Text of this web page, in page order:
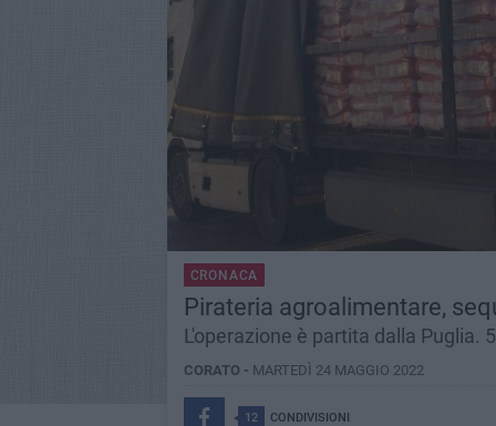
CRONACA
Pirateria agroalimentare,
L'operazione è partita dalla Puglia.
CORATO - MARTEDÌ 24 MAGGIO 2022
12 CONDIVISIONI